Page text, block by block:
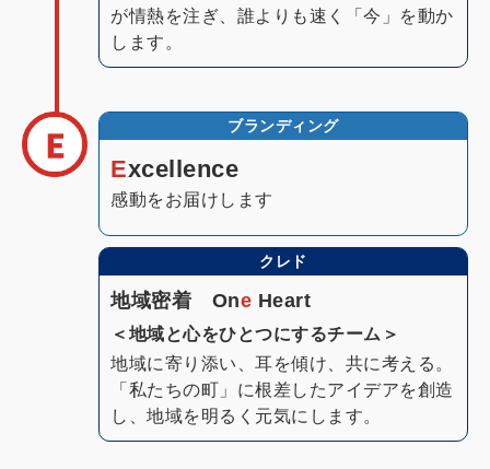
が情熱を注ぎ、誰よりも速く「今」を動か
します。
ブランディング
Excellence
感動をお届けします
クレド
地域密着 One Heart
＜地域と心をひとつにするチーム＞
地域に寄り添い、耳を傾け、共に考える。
「私たちの町」に根差したアイデアを創造
し、地域を明るく元気にします。